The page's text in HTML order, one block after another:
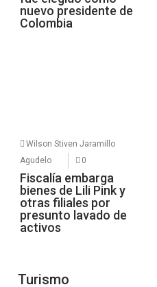
nuevo presidente de
Colombia
Wilson Stiven Jaramillo
Agudelo
0
Fiscalía embarga
bienes de Lili Pink y
otras filiales por
presunto lavado de
activos
Turismo